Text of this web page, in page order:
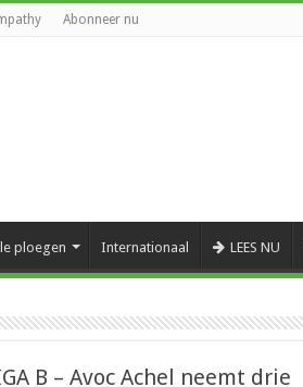
Abonneer nu
ploegen Internationaal LEES NU
B – Avoc Achel neemt drie